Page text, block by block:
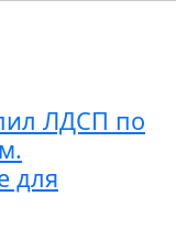
ЛДСП по
для